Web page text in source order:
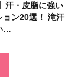
汗・皮脂に強い
ョン20選！ 滝汗
…
ルテ】ブランド最
新作エイジング
「A…
ェイスパウダーの
シ？パフ？ 肌質
…
コフレ2026】
）が誘う静寂の
。…
イエットサプリ８
日をサポート！
・脂…
新トレンド「ボ
徹底解説！ 定番
…
スキンケア×衣料
ッグで実現！ 着
でき…
新作】秋コレク
スウォッチ&イエ
！